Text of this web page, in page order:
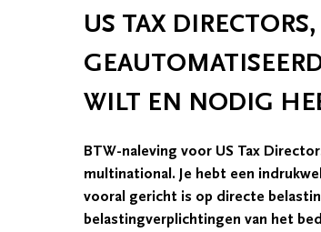
US TAX
WILT EN NODIG
BTW-naleving voor US Tax
multinational. Je hebt een
vooral gericht is op directe
belastingverplichtingen van het